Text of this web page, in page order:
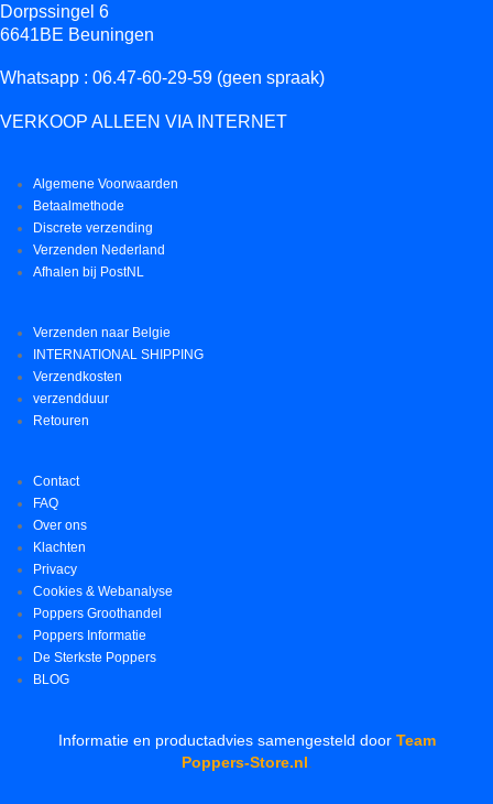
Dorpssingel 6
6641BE Beuningen
Whatsapp : 06.47-60-29-59 (geen spraak)
VERKOOP ALLEEN VIA INTERNET
Algemene Voorwaarden
Betaalmethode
Discrete verzending
Verzenden Nederland
Afhalen bij PostNL
Verzenden naar Belgie
INTERNATIONAL SHIPPING
Verzendkosten
verzendduur
Retouren
Contact
FAQ
Over ons
Klachten
Privacy
Cookies & Webanalyse
Poppers Groothandel
Poppers Informatie
De Sterkste Poppers
BLOG
Informatie en productadvies samengesteld door Team
Poppers-Store.nl